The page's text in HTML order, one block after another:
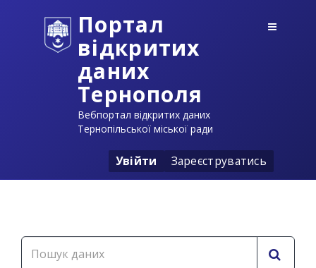
Портал
відкритих
даних
Тернополя
Вебпортал відкритих даних
Тернопільської міської ради
Увійти Зареєструватись